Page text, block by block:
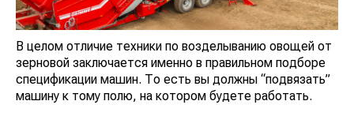
В целом отличие техники по возделыванию овощей от
зерновой заключается именно в правильном подборе
спецификации машин. То есть вы должны “подвязать”
машину к тому полю, на котором будете работать.